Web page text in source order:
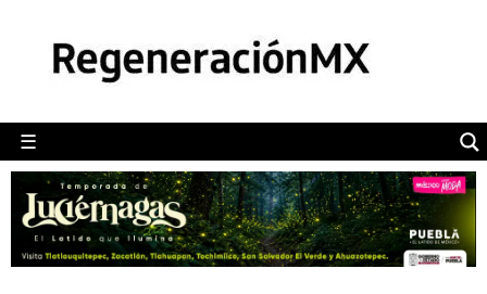
☰
POLÍTICA
CAMALEÓN
OPINIÓN
DEPORTES